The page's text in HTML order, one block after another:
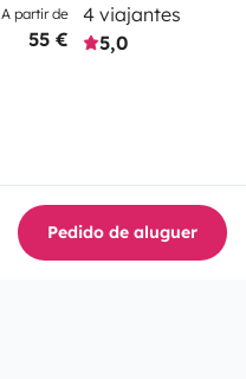
A partir de
55 €
4 viajantes
5,0
Pedido de aluguer